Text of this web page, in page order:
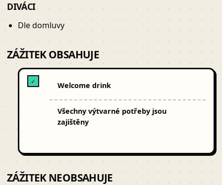
DIVÁCI
Dle domluvy
ZÁŽITEK OBSAHUJE
✓ Welcome drink
Všechny výtvarné potřeby jsou
zajištěny
ZÁŽITEK NEOBSAHUJE